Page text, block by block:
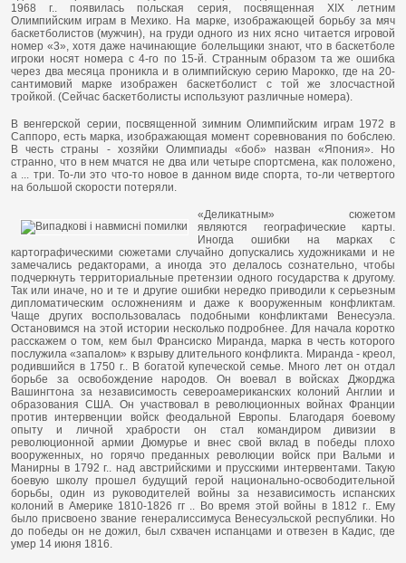
1968 г.. появилась польская серия, посвященная XIX летним
Олимпийским играм в Мехико. На марке, изображающей борьбу за мяч
баскетболистов (мужчин), на груди одного из них ясно читается игровой
номер «3», хотя даже начинающие болельщики знают, что в баскетболе
игроки носят номера с 4-го по 15-й. Странным образом та же ошибка
через два месяца проникла и в олимпийскую серию Марокко, где на 20-
сантимовий марке изображен баскетболист с той же злосчастной
тройкой. (Сейчас баскетболисты используют различные номера).
В венгерской серии, посвященной зимним Олимпийским играм 1972 в
Саппоро, есть марка, изображающая момент соревнования по бобслею.
В честь страны - хозяйки Олимпиады «боб» назван «Япония». Но
странно, что в нем мчатся не два или четыре спортсмена, как положено,
а ... три. То-ли это что-то новое в данном виде спорта, то-ли четвертого
на большой скорости потеряли.
«Деликатным» сюжетом
являются географические карты.
Иногда ошибки на марках с
картографическими сюжетами случайно допускались художниками и не
замечались редакторами, а иногда это делалось сознательно, чтобы
подчеркнуть территориальные претензии одного государства к другому.
Так или иначе, но и те и другие ошибки нередко приводили к серьезным
дипломатическим осложнениям и даже к вооруженным конфликтам.
Чаще других воспользовалась подобными конфликтами Венесуэла.
Остановимся на этой истории несколько подробнее. Для начала коротко
расскажем о том, кем был Франсиско Миранда, марка в честь которого
послужила «запалом» к взрыву длительного конфликта. Миранда - креол,
родившийся в 1750 г.. В богатой купеческой семье. Много лет он отдал
борьбе за освобождение народов. Он воевал в войсках Джорджа
Вашингтона за независимость североамериканских колоний Англии и
образования США. Он участвовал в революционных войнах Франции
против интервенции войск феодальной Европы. Благодаря боевому
опыту и личной храбрости он стал командиром дивизии в
революционной армии Дюмурье и внес свой вклад в победы плохо
вооруженных, но горячо преданных революции войск при Вальми и
Манирны в 1792 г.. над австрийскими и прусскими интервентами. Такую
боевую школу прошел будущий герой национально-освободительной
борьбы, один из руководителей войны за независимость испанских
колоний в Америке 1810-1826 гг .. Во время этой войны в 1812 г.. Ему
было присвоено звание генералиссимуса Венесуэльской республики. Но
до победы он не дожил, был схвачен испанцами и отвезен в Кадис, где
умер 14 июня 1816.